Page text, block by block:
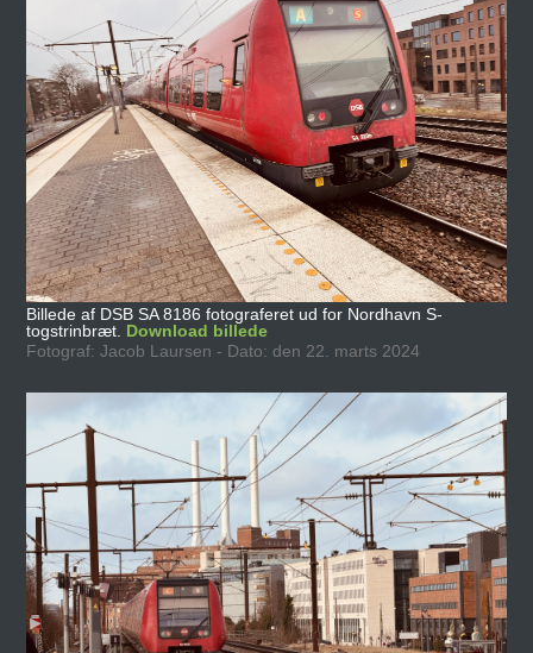
Billede af DSB SA 8186 fotograferet ud for Nordhavn S-
togstrinbræt. Download billede
Fotograf: Jacob Laursen - Dato: den 22. marts 2024